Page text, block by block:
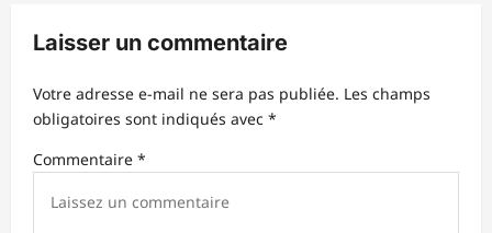
o
n
d
’
Laisser un commentaire
Votre adresse e-mail ne sera pas publiée. Les champs
obligatoires sont indiqués avec *
Commentaire *